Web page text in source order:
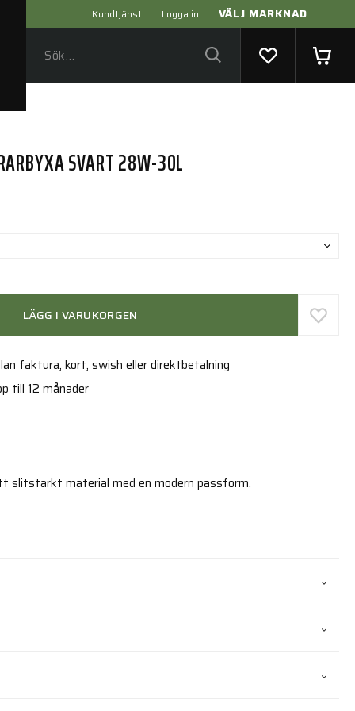
Kundtjänst Logga in VÄLJ MARKNAD
SVART 28W-30L
LÄGG I VARUKORGEN
faktura, kort, swish eller direktbetalning
till 12 månader
slitstarkt material med en modern passform.